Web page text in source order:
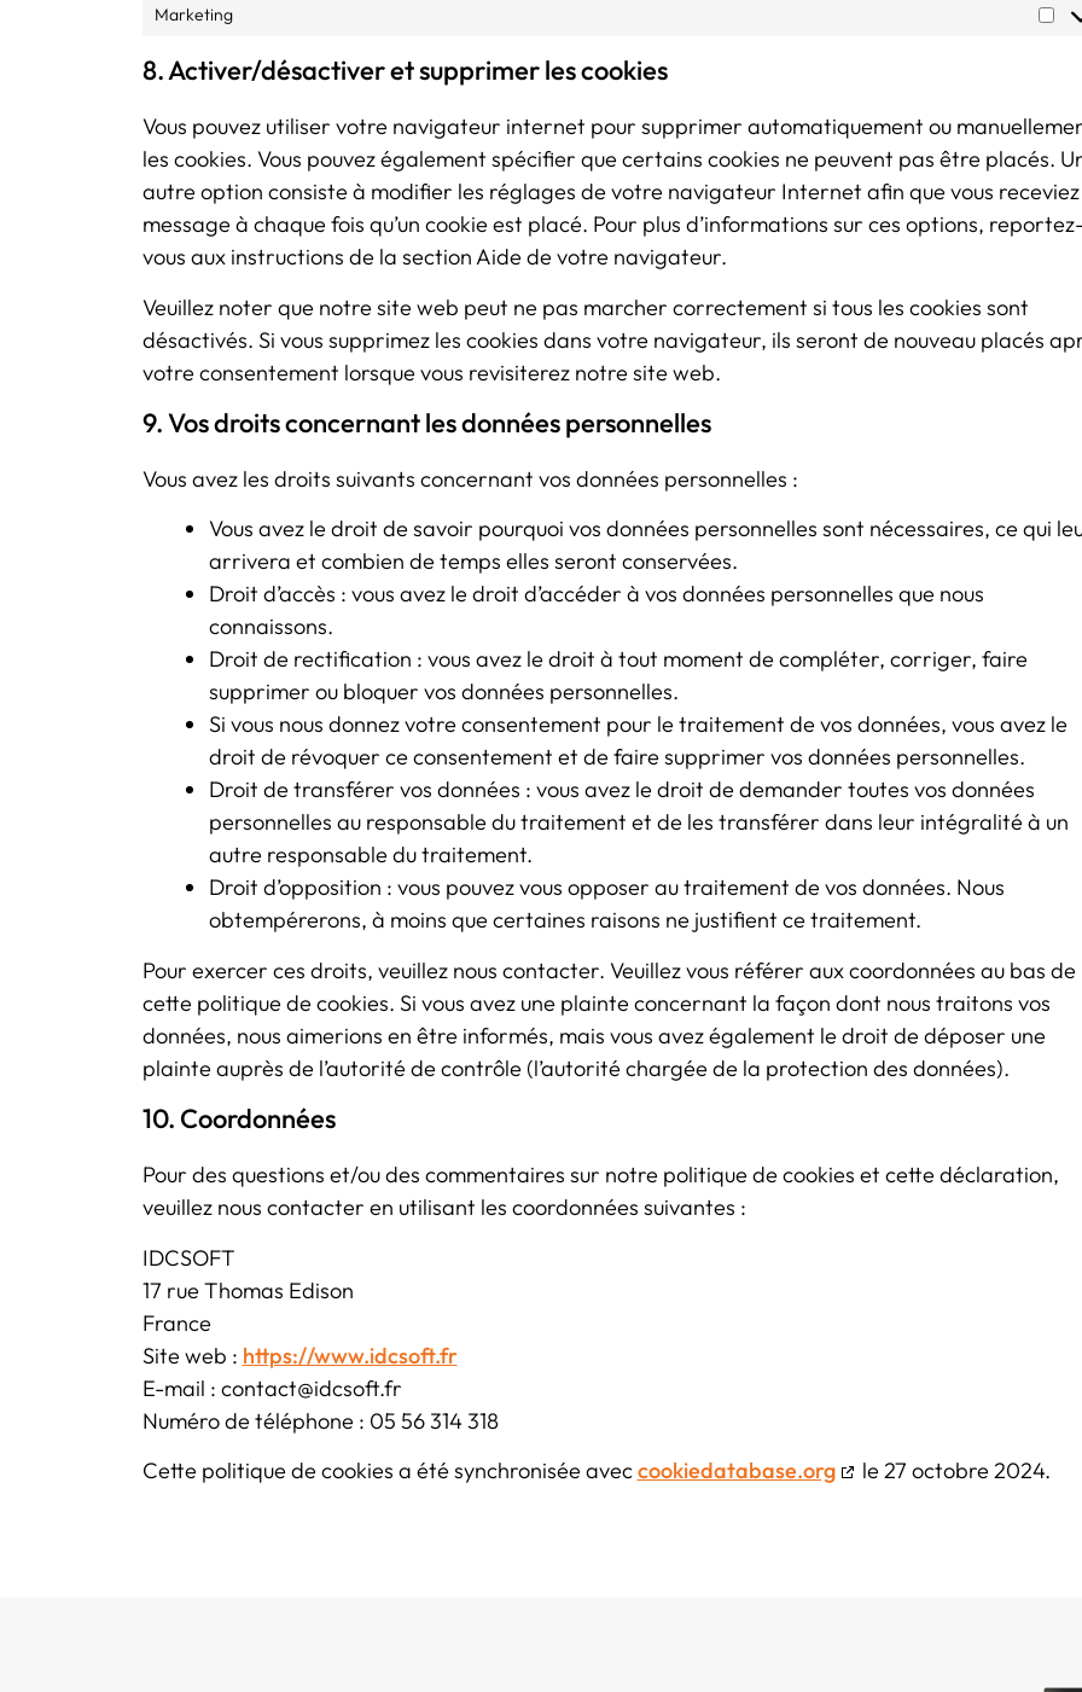
Marketing
8. Activer/désactiver et supprimer les cookies
Vous pouvez utiliser votre navigateur internet pour supprimer automatiquement ou
les cookies. Vous pouvez également spécifier que certains cookies ne peuvent pas être placés.
autre option consiste à modifier les réglages de votre navigateur Internet afin que vous receviez
message à chaque fois qu’un cookie est placé. Pour plus d’informations sur ces options,
vous aux instructions de la section Aide de votre navigateur.
Veuillez noter que notre site web peut ne pas marcher correctement si tous les cookies sont
désactivés. Si vous supprimez les cookies dans votre navigateur, ils seront de nouveau placés
votre consentement lorsque vous revisiterez notre site web.
9. Vos droits concernant les données personnelles
Vous avez les droits suivants concernant vos données personnelles :
Vous avez le droit de savoir pourquoi vos données personnelles sont nécessaires, ce qui
arrivera et combien de temps elles seront conservées.
Droit d’accès : vous avez le droit d’accéder à vos données personnelles que nous
connaissons.
Droit de rectification : vous avez le droit à tout moment de compléter, corriger, faire
supprimer ou bloquer vos données personnelles.
Si vous nous donnez votre consentement pour le traitement de vos données, vous avez le
droit de révoquer ce consentement et de faire supprimer vos données personnelles.
Droit de transférer vos données : vous avez le droit de demander toutes vos données
personnelles au responsable du traitement et de les transférer dans leur intégralité à un
autre responsable du traitement.
Droit d’opposition : vous pouvez vous opposer au traitement de vos données. Nous
obtempérerons, à moins que certaines raisons ne justifient ce traitement.
Pour exercer ces droits, veuillez nous contacter. Veuillez vous référer aux coordonnées au bas de
cette politique de cookies. Si vous avez une plainte concernant la façon dont nous traitons vos
données, nous aimerions en être informés, mais vous avez également le droit de déposer une
plainte auprès de l’autorité de contrôle (l’autorité chargée de la protection des données).
10. Coordonnées
Pour des questions et/ou des commentaires sur notre politique de cookies et cette déclaration,
veuillez nous contacter en utilisant les coordonnées suivantes :
IDCSOFT
17 rue Thomas Edison
France
Site web : https://www.idcsoft.fr
E-mail : contact@idcsoft.fr
Numéro de téléphone : 05 56 314 318
Cette politique de cookies a été synchronisée aveccookiedatabase.org le 27 octobre 2024.